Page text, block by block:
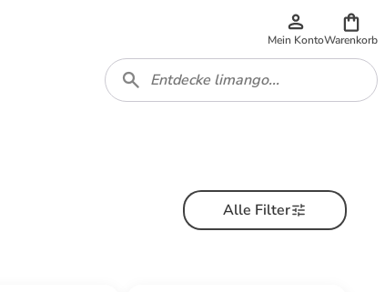
Mein KontoWarenkorb
Alle Filter